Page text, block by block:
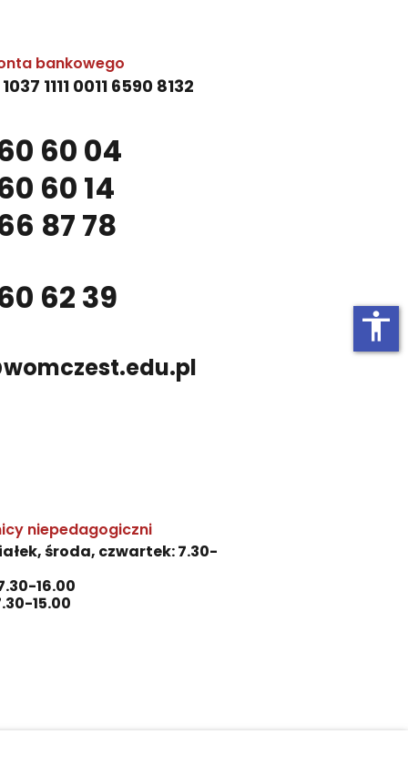
bankowego
1111 0011 6590 8132
60 04
60 14
87 78
62 39
niepedagogiczni
środa, czwartek: 7.30-
16.00
15.00
accessibility